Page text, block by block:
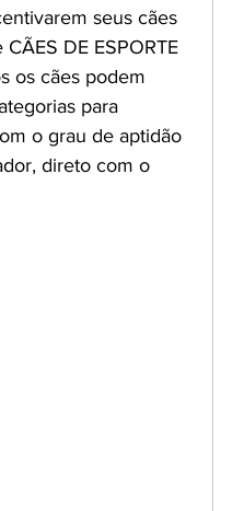
seus cães
DE ESPORTE
os cães podem
para
o grau de aptidão
direto com o